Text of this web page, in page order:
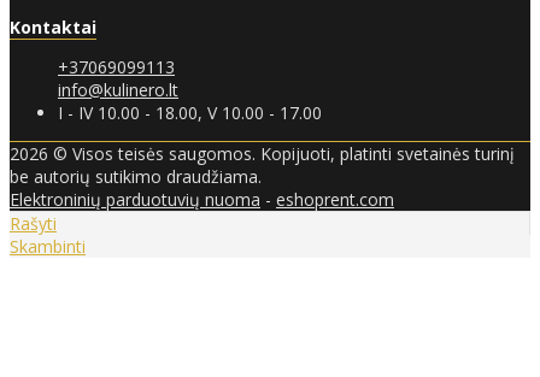
Kontaktai
+37069099113
info@kulinero.lt
I - IV 10.00 - 18.00, V 10.00 - 17.00
2026 © Visos teisės saugomos. Kopijuoti, platinti svetainės turinį
be autorių sutikimo draudžiama.
Elektroninių parduotuvių nuoma - eshoprent.com
Rašyti
Skambinti